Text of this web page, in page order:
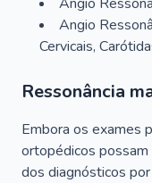
Angio
Cervicais,
Ressonância
Embora os exames
ortopédicos
dos diagnósticos